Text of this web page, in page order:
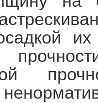
их